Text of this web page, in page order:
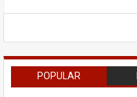
POPULAR